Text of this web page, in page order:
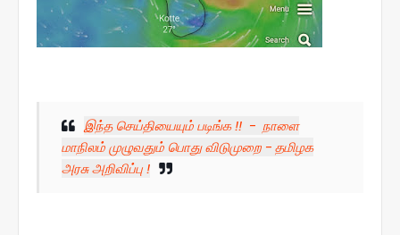
இந்த செய்தியையும் படிங்க !! - நாளை
மாநிலம் முழுவதும் பொது விடுமுறை - தமிழக
அரசு அறிவிப்பு !